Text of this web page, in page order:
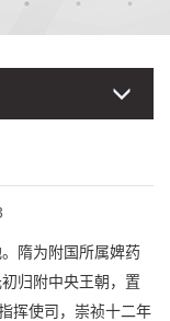
隋为附国所属婢药
归附中央王朝，置
挥使司，崇祯十二年